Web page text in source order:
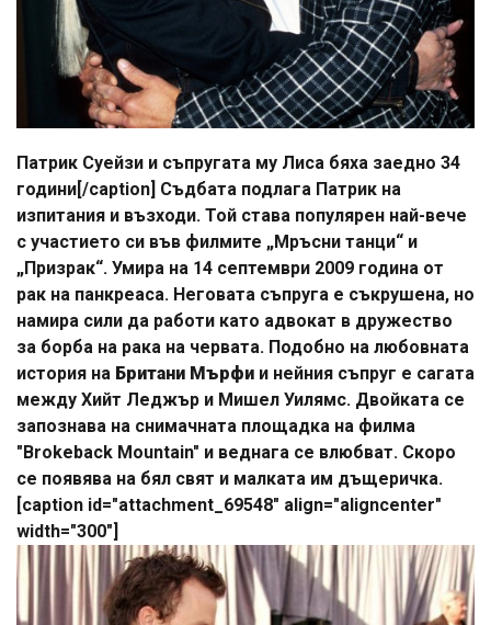
Патрик Суейзи и съпругата му Лиса бяха заедно 34
години[/caption] Съдбата подлага Патрик на
изпитания и възходи. Той става популярен най-вече
с участието си във филмите „Мръсни танци“ и
„Призрак“. Умира на 14 септември 2009 година от
рак на панкреаса. Неговата съпруга е съкрушена, но
намира сили да работи като адвокат в дружество
за борба на рака на червата. Подобно на любовната
история на Британи Мърфи и нейния съпруг е сагата
между Хийт Леджър и Мишел Уилямс. Двойката се
запознава на снимачната площадка на филма
"Brokeback Mountain" и веднага се влюбват. Скоро
се появява на бял свят и малката им дъщеричка.
[caption id="attachment_69548" align="aligncenter"
width="300"]